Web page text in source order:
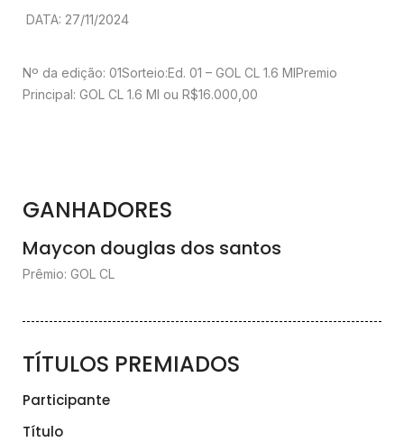
DATA: 27/11/2024
Nº da edição: 01Sorteio:Ed. 01 – GOL CL 1.6 MlPremio
Principal: GOL CL 1.6 Ml ou R$16.000,00
GANHADORES
Maycon douglas dos santos
Prêmio: GOL CL
TÍTULOS PREMIADOS
Participante
Título